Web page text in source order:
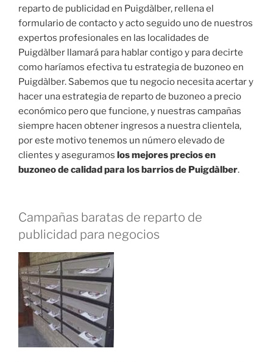
reparto de publicidad en Puigdàlber, rellena el
formulario de contacto y acto seguido uno de nuestros
expertos profesionales en las localidades de
Puigdàlber llamará para hablar contigo y para decirte
como haríamos efectiva tu estrategia de buzoneo en
Puigdàlber. Sabemos que tu negocio necesita acertar y
hacer una estrategia de reparto de buzoneo a precio
económico pero que funcione, y nuestras campañas
siempre hacen obtener ingresos a nuestra clientela,
por este motivo tenemos un número elevado de
clientes y aseguramos los mejores precios en
buzoneo de calidad para los barrios de Puigdàlber.
Campañas baratas de reparto de
publicidad para negocios